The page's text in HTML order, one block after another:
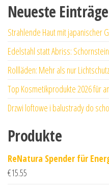
Neueste Einträge
Strahlende Haut mit japanischer
Edelstahl statt Abriss:
Rollläden: Mehr als nur
Top Kosmetikprodukte 2026 für
Drzwi loftowe i balustrady do
Produkte
ReNatura Spender für
€15.55